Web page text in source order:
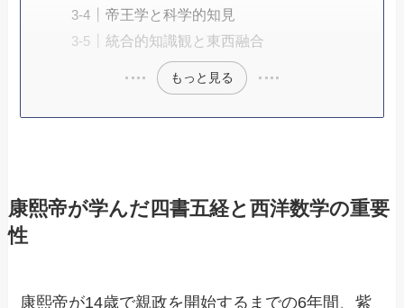
帝王学と科学的知見
統合的知識観と東西融合
もっと見る
康熙帝が学んだ四書五経と西洋数学の重要
性
康熙帝が14歳で親政を開始するまでの6年間、紫